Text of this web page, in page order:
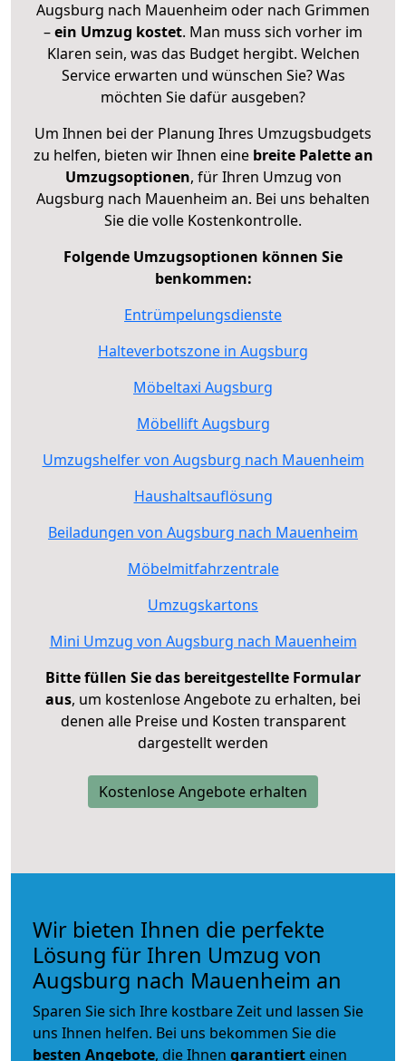
Augsburg nach Mauenheim oder nach Grimmen
–ein Umzug kostet. Man muss sich vorher im
Klaren sein, was das Budget hergibt. Welchen
Service erwarten und wünschen Sie? Was
möchten Sie dafür ausgeben?
Um Ihnen bei der Planung Ihres Umzugsbudgets
zu helfen, bieten wir Ihnen eine breite Palette an
Umzugsoptionen, für Ihren Umzug von
Augsburg nach Mauenheim an. Bei uns behalten
Sie die volle Kostenkontrolle.
Folgende Umzugsoptionen können Sie
benkommen:
Entrümpelungsdienste
Halteverbotszone in Augsburg
Möbeltaxi Augsburg
Möbellift Augsburg
Umzugshelfer von Augsburg nach Mauenheim
Haushaltsauflösung
Beiladungen von Augsburg nach Mauenheim
Möbelmitfahrzentrale
Umzugskartons
Mini Umzug von Augsburg nach Mauenheim
Bitte füllen Sie das bereitgestellte Formular
aus, um kostenlose Angebote zu erhalten, bei
denen alle Preise und Kosten transparent
dargestellt werden
Kostenlose Angebote erhalten
Wir bieten Ihnen die perfekte
Lösung für Ihren Umzug von
Augsburg nach Mauenheim an
Sparen Sie sich Ihre kostbare Zeit und lassen Sie
uns Ihnen helfen. Bei uns bekommen Sie die
besten Angebote, die Ihnen garantiert einen